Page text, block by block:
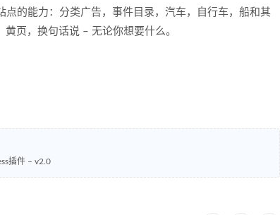
点的能力：分类广告，事件目录，汽车，自行车，船和其
页，换句话说 – 无论你想要什么。
插件 – v2.0